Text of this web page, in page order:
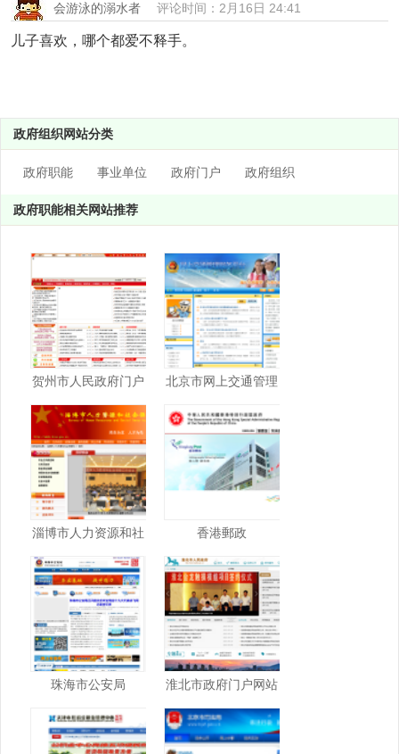
会游泳的溺水者 评论时间：2月16日 24:41
儿子喜欢，哪个都爱不释手。
政府组织网站分类
政府职能 事业单位 政府门户 政府组织
政府职能相关网站推荐
贺州市人民政府门户
网站
北京市网上交通管理
淄博市人力资源和社
香港郵政
珠海市公安局 淮北市政府门户网站